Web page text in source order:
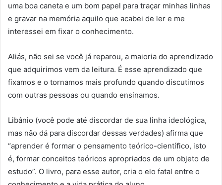
uma boa caneta e um bom papel para traçar minhas linhas
e gravar na memória aquilo que acabei de ler e me
interessei em fixar o conhecimento.
Aliás, não sei se você já reparou, a maioria do aprendizado
que adquirimos vem da leitura. É esse aprendizado que
fixamos e o tornamos mais profundo quando discutimos
com outras pessoas ou quando ensinamos.
Libânio (você pode até discordar de sua linha ideológica,
mas não dá para discordar dessas verdades) afirma que
“aprender é formar o pensamento teórico-científico, isto
é, formar conceitos teóricos apropriados de um objeto de
estudo”. O livro, para esse autor, cria o elo fatal entre o